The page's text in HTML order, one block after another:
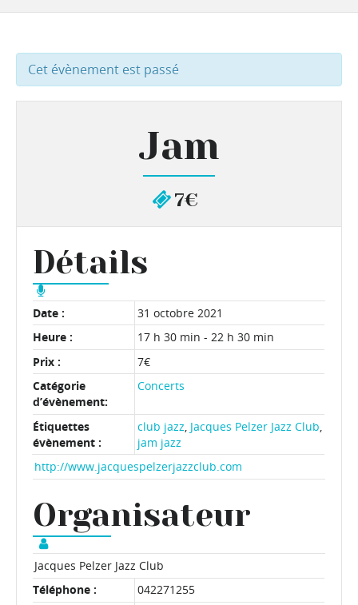
Cet évènement est passé
Jam
7€
Détails
Date :
31 octobre 2021
Heure :
17 h 30 min - 22 h 30 min
Prix :
7€
Catégorie
d’évènement:
Concerts
Étiquettes
évènement :
club jazz Jacques Pelzer Jazz Club
jam jazz
http://www.jacquespelzerjazzclub.com
Organisateur
Jacques Pelzer Jazz Club
Téléphone :
042271255